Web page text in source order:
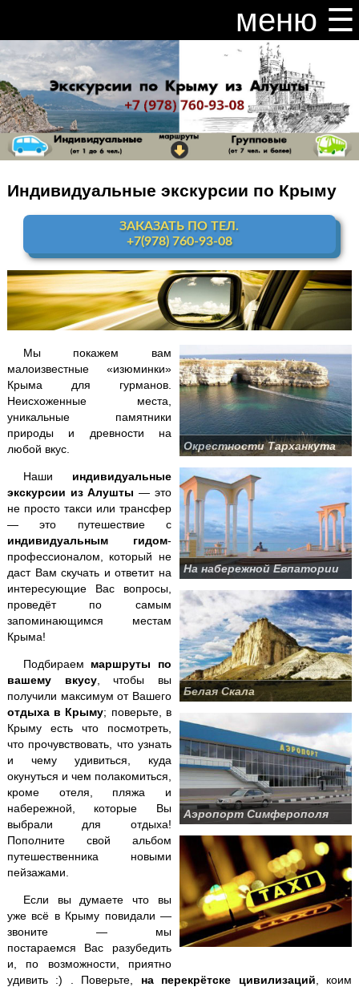
меню ☰
закрыть меню ×
Расписание и цены на экскурсии 2026
Индивидуальные экскурсии по Крыму
Видео канал Youtube
Ай-Петри
Мисхор+ Ай-Петри
Алупка + Ай-Петри
Алупка Воронцовскийдворец
Премиум-тур
Аквапарк "Банановая республика"
Аквапарк в Симеизе
"Акватория" - театр морских животных
Балаклава "Затерянный мир"
Бахчисарай + Чуфут-Кале
Большой каньон Крыма
Волшебный ЮБК + теплоход
Водопад Джур-Джур + храм Маяк
Долина привидений
Заповедник и Беседка ветров
Кара-Даг + Коктебель
Крымские святыни
Ласточкино гнездо
Ливадийский дворец
Массандровский дворец
Мангуп-Кале
Никитский ботанический сад
Индивидуальные экскурсии по Крыму
ЗАКАЗАТЬ ПО ТЕЛ.
+7(978) 760-93-08
Окрестности Тарханкута
На набережной Евпатории
Белая Скала
Аэропорт Симферополя
Мы покажем вам
малоизвестные «изюминки»
Крыма для гурманов.
Неисхоженные места,
уникальные памятники
природы и древности на
любой вкус.
Наши индивидуальные
экскурсии из Алушты — это
не просто такси или трансфер
— это путешествие с
индивидуальным гидом-
профессионалом, который не
даст Вам скучать и ответит на
интересующие Вас вопросы,
проведёт по самым
запоминающимся местам
Крыма!
Подбираем маршруты по
вашему вкусу, чтобы вы
получили максимум от Вашего
отдыха в Крыму; поверьте, в
Крыму есть что посмотреть,
что прочувствовать, что узнать
и чему удивиться, куда
окунуться и чем полакомиться,
кроме отеля, пляжа и
набережной, которые Вы
выбрали для отдыха!
Пополните свой альбом
путешественника новыми
пейзажами.
Если вы думаете что вы
уже всё в Крыму повидали —
звоните — мы
постараемся Вас разубедить
и, по возможности, приятно
удивить :) . Поверьте, на перекрётске цивилизаций , коим